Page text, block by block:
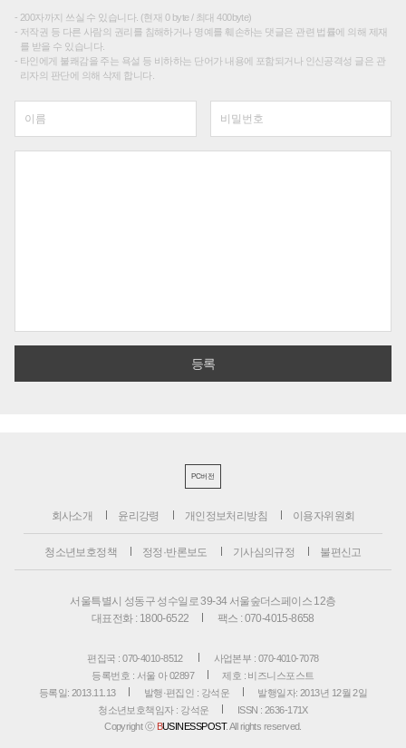
200자까지 쓰실 수 있습니다. (현재 0 byte / 최대 400byte)
저작권 등 다른 사람의 권리를 침해하거나 명예를 훼손하는 댓글은 관련 법률에 의해 제재
를 받을 수 있습니다.
타인에게 불쾌감을 주는 욕설 등 비하하는 단어가 내용에 포함되거나 인신공격성 글은 관
리자의 판단에 의해 삭제 합니다.
PC버전
회사소개 윤리강령 개인정보처리방침 이용자위원회
청소년보호정책 정정·반론보도 기사심의규정 불편신고
서울특별시 성동구 성수일로 39-34 서울숲더스페이스 12층
대표전화 : 1800-6522
팩스 : 070-4015-8658
편집국 : 070-4010-8512
사업본부 : 070-4010-7078
등록번호 : 서울 아 02897
제호 : 비즈니스포스트
등록일: 2013.11.13
발행·편집인 : 강석운
발행일자: 2013년 12월 2일
청소년보호책임자 : 강석운
ISSN : 2636-171X
Copyright ⓒ BUSINESSPOST. All rights reserved.